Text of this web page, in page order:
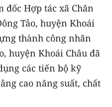
đốc Hợp tác xã Chăn
Tảo, huyện Khoái
thành công nhãn
huyện Khoái Châu đã
các tiến bộ kỹ
cao năng suất, chất